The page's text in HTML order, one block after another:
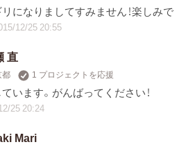
になりましてすみません！楽しみで
12/25 20:55
直
都 1 プロジェクトを応援
います。がんばってください！
25 20:24
Mari